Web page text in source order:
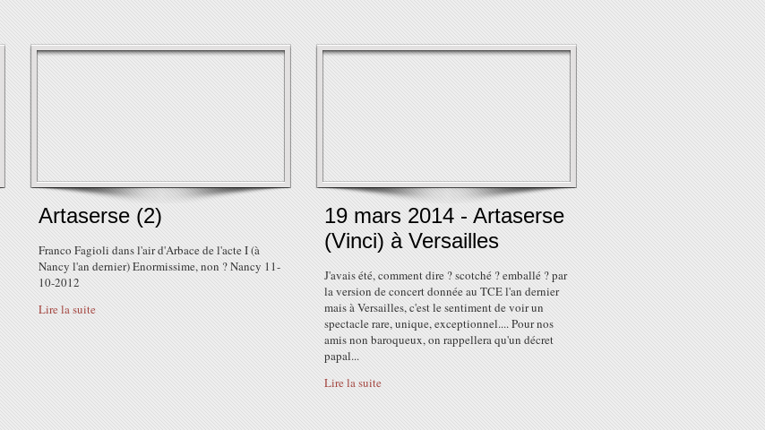
Artaserse (2)
Franco Fagioli dans l'air d'Arbace de l'acte I (à
Nancy l'an dernier) Enormissime, non ? Nancy 11-
10-2012
Lire la suite
19 mars 2014 - Artaserse
(Vinci) à Versailles
J'avais été, comment dire ? scotché ? emballé ? par
la version de concert donnée au TCE l'an dernier
mais à Versailles, c'est le sentiment de voir un
spectacle rare, unique, exceptionnel.... Pour nos
amis non baroqueux, on rappellera qu'un décret
papal...
Lire la suite